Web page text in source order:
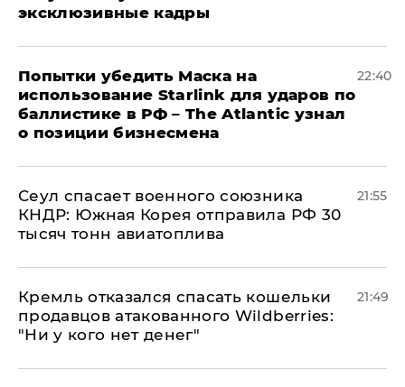
эксклюзивные кадры
Попытки убедить Маска на
использование Starlink для ударов по
баллистике в РФ – The Atlantic узнал
о позиции бизнесмена
22:40
​Сеул спасает военного союзника
КНДР: Южная Корея отправила РФ 30
тысяч тонн авиатоплива
21:55
Кремль отказался спасать кошельки
продавцов атакованного Wildberries:
"Ни у кого нет денег"
21:49